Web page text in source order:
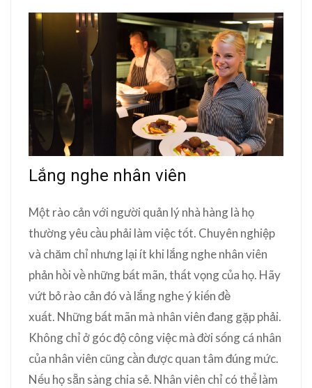
Lắng nghe nhân viên
Một rào cản với người quản lý nhà hàng là họ
thường yêu cầu phải làm việc tốt. Chuyên nghiệp
và chăm chỉ nhưng lại ít khi lắng nghe nhân viên
phản hồi về những bất mãn, thất vọng của họ. Hãy
vứt bỏ rào cản đó và lắng nghe ý kiến đề
xuất. Những bất mãn mà nhân viên đang gặp phải.
Không chỉ ở góc độ công việc mà đời sống cá nhân
của nhân viên cũng cần được quan tâm đúng mức.
Nếu họ sẵn sàng chia sẻ. Nhân viên chỉ có thể làm